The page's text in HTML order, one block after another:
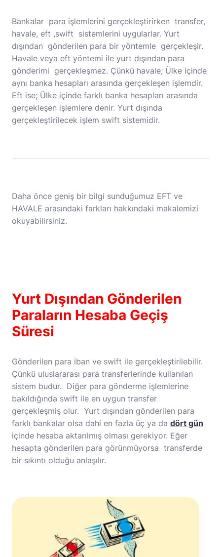
Bankalar para işlemlerini gerçekleştirirken transfer,
havale, eft ,swift sistemlerini uygularlar. Yurt
dışından gönderilen para bir yöntemle gerçekleşir.
Havale veya eft yöntemi ile yurt dışından para
gönderimi gerçekleşmez. Çünkü havale; Ülke içinde
aynı banka hesapları arasında gerçekleşen işlemdir.
Eft ise; Ülke içinde farklı banka hesapları arasında
gerçekleşen işlemlere denir. Yurt dışında
gerçekleştirilecek işlem swift sistemidir.
Daha önce geniş bir bilgi sunduğumuz EFT ve
HAVALE arasındaki farkları hakkındaki makalemizi
okuyabilirsiniz.
Yurt Dışından Gönderilen
Paraların Hesaba Geçiş
Süresi
Gönderilen para iban ve swift ile gerçekleştirilebilir.
Çünkü uluslararası para transferlerinde kullanılan
sistem budur. Diğer para gönderme işlemlerine
bakıldığında swift ile en uygun transfer
gerçekleşmiş olur. Yurt dışından gönderilen para
farklı bankalar olsa dahi en fazla üç ya da dört gün
içinde hesaba aktarılmış olması gerekiyor. Eğer
hesapta gönderilen para görünmüyorsa transferde
bir sıkıntı olduğu anlaşılır.